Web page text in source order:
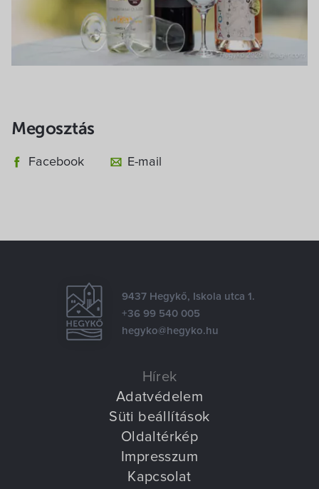
Megosztás
Facebook E-mail
9437 Hegykő, Iskola utca 1.
+36 99 540 005
hegyko@hegyko.hu
Hírek
Adatvédelem
Süti beállítások
Oldaltérkép
Impresszum
Kapcsolat